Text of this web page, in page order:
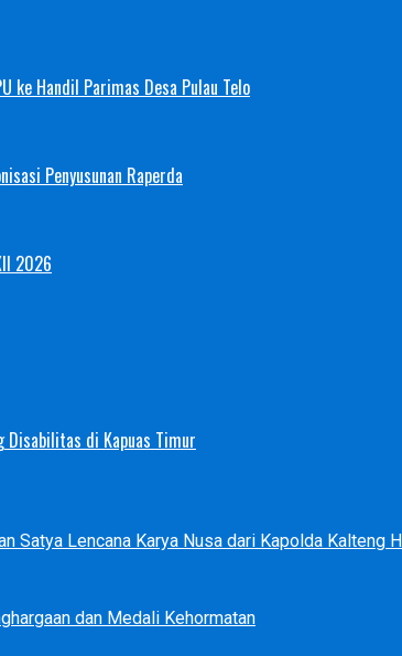
ke Handil Parimas Desa Pulau Telo
Penyusunan Raperda
2026
Disabilitas di Kapuas Timur
Satya Lencana Karya Nusa dari Kapolda Kalteng
dan Medali Kehormatan